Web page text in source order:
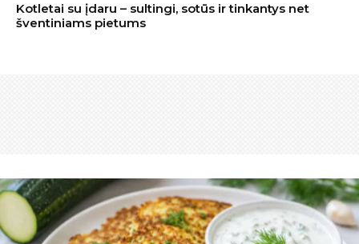
Kotletai su įdaru – sultingi, sotūs ir tinkantys net
šventiniams pietums